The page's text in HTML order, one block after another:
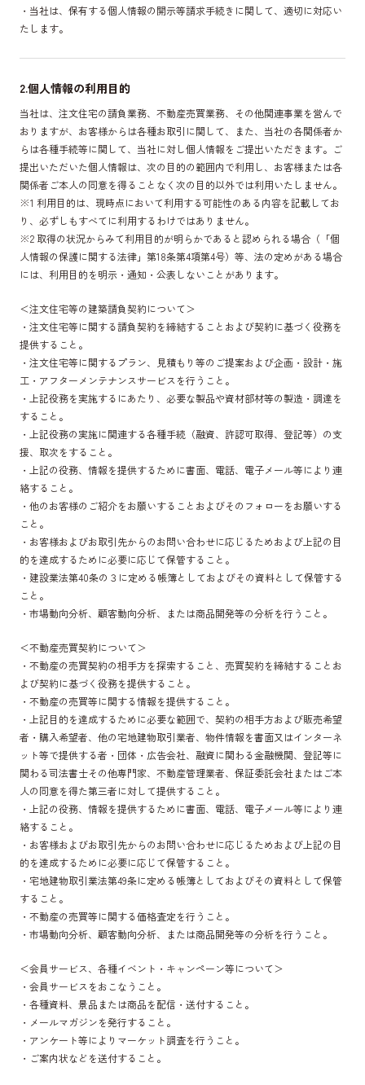
・当社は、保有する個人情報の開示等請求手続きに関して、適切に対応い
たします。
2.個人情報の利用目的
当社は、注文住宅の請負業務、不動産売買業務、その他関連事業を営んで
おりますが、お客様からは各種お取引に関して、また、当社の各関係者か
らは各種手続等に関して、当社に対し個人情報をご提出いただきます。ご
提出いただいた個人情報は、次の目的の範囲内で利用し、お客様または各
関係者ご本人の同意を得ることなく次の目的以外では利用いたしません。
※1 利用目的は、現時点において利用する可能性のある内容を記載してお
り、必ずしもすべてに利用するわけではありません。
※2 取得の状況からみて利用目的が明らかであると認められる場合（「個
人情報の保護に関する法律」第18条第4項第4号）等、法の定めがある場合
には、利用目的を明示・通知・公表しないことがあります。
＜注文住宅等の建築請負契約について＞
・注文住宅等に関する請負契約を締結することおよび契約に基づく役務を
提供すること。
・注文住宅等に関するプラン、見積もり等のご提案および企画・設計・施
工・アフターメンテナンスサービスを行うこと。
・上記役務を実施するにあたり、必要な製品や資材部材等の製造・調達を
すること。
・上記役務の実施に関連する各種手続（融資、許認可取得、登記等）の支
援、取次をすること。
・上記の役務、情報を提供するために書面、電話、電子メール等により連
絡すること。
・他のお客様のご紹介をお願いすることおよびそのフォローをお願いする
こと。
・お客様およびお取引先からのお問い合わせに応じるためおよび上記の目
的を達成するために必要に応じて保管すること。
・建設業法第40条の３に定める帳簿としておよびその資料として保管する
こと。
・市場動向分析、顧客動向分析、または商品開発等の分析を行うこと。
＜不動産売買契約について＞
・不動産の売買契約の相手方を探索すること、売買契約を締結することお
よび契約に基づく役務を提供すること。
・不動産の売買等に関する情報を提供すること。
・上記目的を達成するために必要な範囲で、契約の相手方および販売希望
者・購入希望者、他の宅地建物取引業者、物件情報を書面又はインターネ
ット等で提供する者・団体・広告会社、融資に関わる金融機関、登記等に
関わる司法書士その他専門家、不動産管理業者、保証委託会社またはご本
人の同意を得た第三者に対して提供すること。
・上記の役務、情報を提供するために書面、電話、電子メール等により連
絡すること。
・お客様およびお取引先からのお問い合わせに応じるためおよび上記の目
的を達成するために必要に応じて保管すること。
・宅地建物取引業法第49条に定める帳簿としておよびその資料として保管
すること。
・不動産の売買等に関する価格査定を行うこと。
・市場動向分析、顧客動向分析、または商品開発等の分析を行うこと。
＜会員サービス、各種イベント・キャンペーン等について＞
・会員サービスをおこなうこと。
・各種資料、景品または商品を配信・送付すること。
・メールマガジンを発行すること。
・アンケート等によりマーケット調査を行うこと。
・ご案内状などを送付すること。